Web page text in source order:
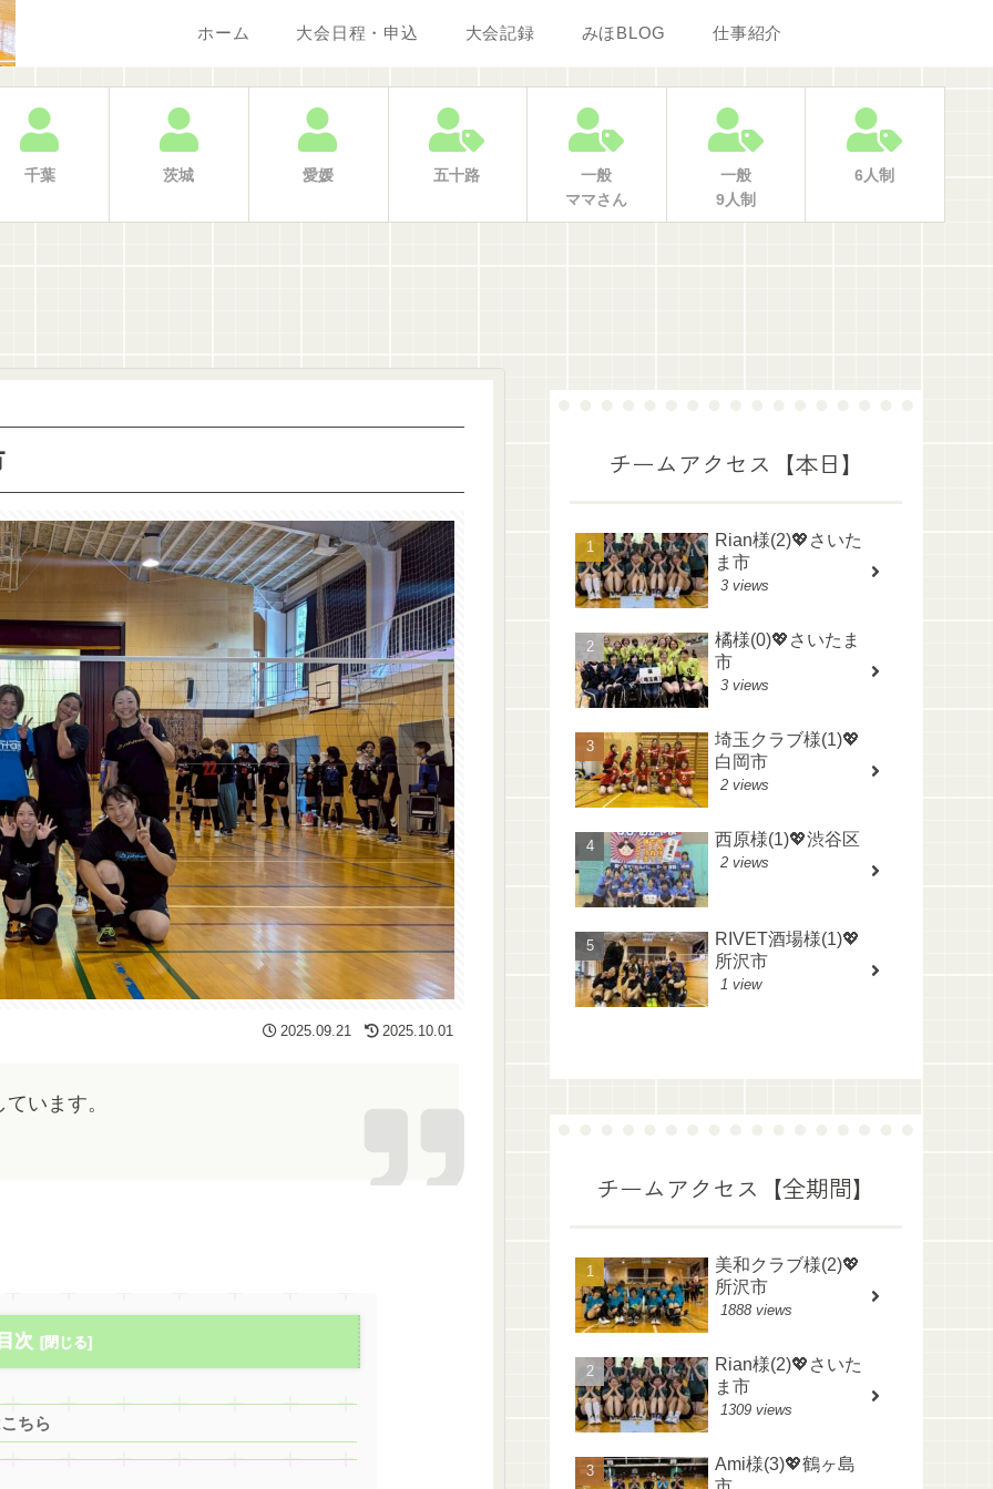
ホーム 大会日程・申込 大会記録 みほBLOG 仕事紹介
千葉 茨城 愛媛 五十路
一般
ママさん
一般
9人制
6人制
2025.09.21 2025.10.01
います。
次
ちら
チームアクセス【本日】
Rian様(2)💖さいた
ま市
3 views
橘様(0)💖さいたま
市
3 views
埼玉クラブ様(1)💖
白岡市
2 views
西原様(1)💖渋谷区
2 views
RIVET酒場様(1)💖
所沢市
1 view
チームアクセス【全期間】
美和クラブ様(2)💖
所沢市
1888 views
Rian様(2)💖さいた
ま市
1309 views
Ami様(3)💖鶴ヶ島